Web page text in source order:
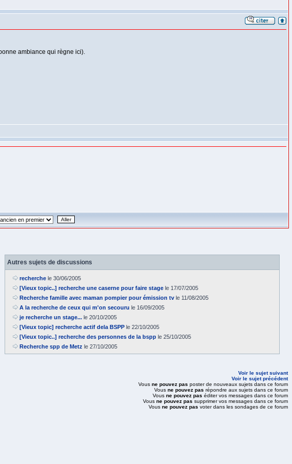
ambiance qui règne ici).
Autres sujets de discussions
recherche le 30/06/2005
[Vieux topic..] recherche une caserne pour faire stage le 17/07/2005
Recherche famille avec maman pompier pour émission tv le 11/08/2005
A la recherche de ceux qui m'on secouru le 16/09/2005
je recherche un stage... le 20/10/2005
[Vieux topic] recherche actif dela BSPP le 22/10/2005
[Vieux topic..] recherche des personnes de la bspp le 25/10/2005
Recherche spp de Metz le 27/10/2005
Voir le sujet suivant
Voir le sujet précédent
Vous ne pouvez pas poster de nouveaux sujets dans ce forum
Vous ne pouvez pas répondre aux sujets dans ce forum
Vous ne pouvez pas éditer vos messages dans ce forum
Vous ne pouvez pas supprimer vos messages dans ce forum
Vous ne pouvez pas voter dans les sondages de ce forum